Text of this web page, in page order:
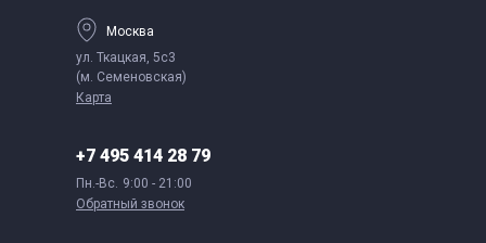
Москва
ул. Ткацкая, 5с3
(м. Семеновская)
Карта
+7 495 414 28 79
Пн.-Вс. 9:00 - 21:00
Обратный звонок